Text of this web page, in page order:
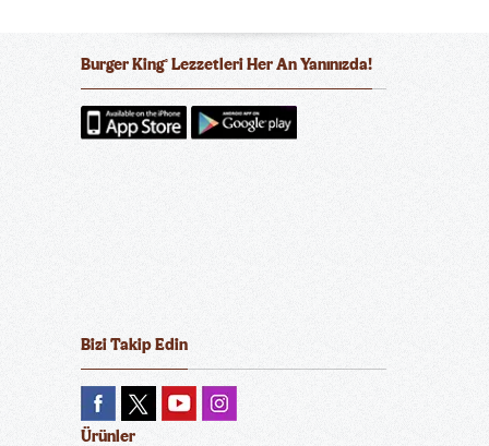
Burger King® Lezzetleri Her An Yanınızda!
Bizi Takip Edin
Ürünler